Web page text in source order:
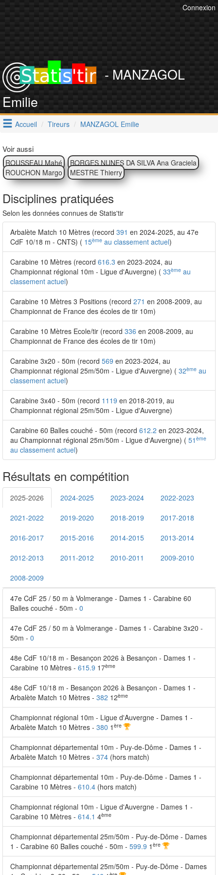
Connexion
- MANZAGOL
Emilie
Accueil Tireurs MANZAGOL Emilie
Voir aussi
ROUSSEAU Mahé
BORGES NUNES DA SILVA Ana Graciela
ROUCHON Margo
MESTRE Thierry
Disciplines pratiquées
Selon les données connues de Statis'tir
Arbalète Match 10 Mètres (record 391 en 2024-2025, au 47e
CdF 10/18 m - CNTS) ( 15ème au classement actuel)
Carabine 10 Mètres (record 616.3 en 2023-2024, au
Championnat régional 10m - Ligue d'Auvergne) ( 33ème au
classement actuel)
Carabine 10 Mètres 3 Positions (record 271 en 2008-2009, au
Championnat de France des écoles de tir 10m)
Carabine 10 Mètres Ecole/tir (record 336 en 2008-2009, au
Championnat de France des écoles de tir 10m)
Carabine 3x20 - 50m (record 569 en 2023-2024, au
Championnat régional 25m/50m - Ligue d'Auvergne) ( 32ème au
classement actuel)
Carabine 3x40 - 50m (record 1119 en 2018-2019, au
Championnat régional 25m/50m - Ligue d'Auvergne)
Carabine 60 Balles couché - 50m (record 612.2 en 2023-2024,
au Championnat régional 25m/50m - Ligue d'Auvergne) ( 51 ème
au classement actuel)
Résultats en compétition
2025-2026 2024-2025 2023-2024 2022-2023
2021-2022 2019-2020 2018-2019 2017-2018
2016-2017 2015-2016 2014-2015 2013-2014
2012-2013 2011-2012 2010-2011 2009-2010
2008-2009
47e CdF 25 / 50 m à Volmerange - Dames 1 - Carabine 60
Balles couché - 50m - 0
47e CdF 25 / 50 m à Volmerange - Dames 1 - Carabine 3x20 -
50m - 0
48e CdF 10/18 m - Besançon 2026 à Besançon - Dames 1 -
Carabine 10 Mètres - 615.9 17ème
48e CdF 10/18 m - Besançon 2026 à Besançon - Dames 1 -
Arbalète Match 10 Mètres - 382 12ème
Championnat régional 10m - Ligue d'Auvergne - Dames 1 -
Arbalète Match 10 Mètres - 380 1 ère
Championnat départemental 10m - Puy-de-Dôme - Dames 1 -
Arbalète Match 10 Mètres - 374 (hors match)
Championnat départemental 10m - Puy-de-Dôme - Dames 1 -
Carabine 10 Mètres - 610.4 (hors match)
Championnat régional 10m - Ligue d'Auvergne - Dames 1 -
Carabine 10 Mètres - 614.1 4ème
Championnat départemental 25m/50m - Puy-de-Dôme - Dames
1 - Carabine 60 Balles couché - 50m - 599.9 1 ère
Championnat départemental 25m/50m - Puy-de-Dôme - Dames